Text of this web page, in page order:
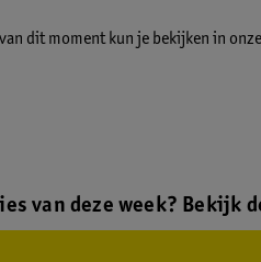
dit moment kun je bekijken in
van deze week? Bekijk